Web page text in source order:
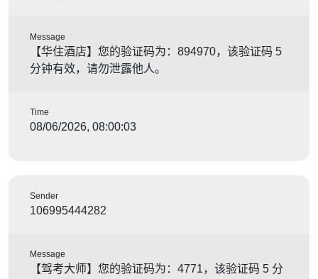
Message
【华住酒店】您的验证码为：894970，该验证码 5
分钟有效，请勿泄露他人。
Time
08/06/2026, 08:00:03
Sender
106995444282
Message
【驾考大师】您的验证码为：4771，该验证码 5 分